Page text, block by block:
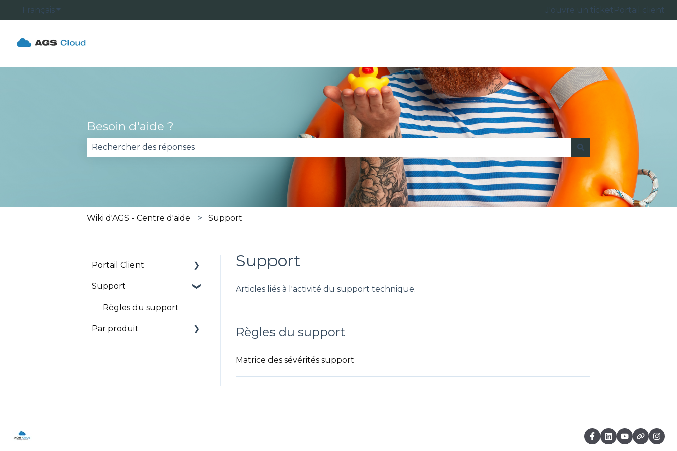
Français Afficher le sous-menu pour les traductions J'ouvre un ticket Portail client
Besoin d'aide ?
Il n'y a aucune suggestion car le champ de recherche est vide.
Wiki d'AGS - Centre d'aide Support
Support
Articles liés à l'activité du support technique.
Règles du support
Matrice des sévérités support
Portail Client
Présentation du portail
Support
Règles du support
Par produit